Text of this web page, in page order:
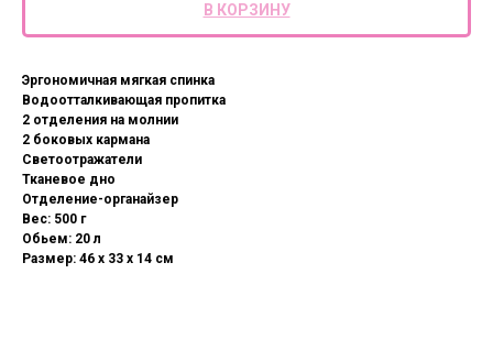
В КОРЗИНУ
Эргономичная мягкая спинка
Водоотталкивающая пропитка
2 отделения на молнии
2 боковых кармана
Светоотражатели
Тканевое дно
Отделение-органайзер
Вес: 500 г
Обьем: 20 л
Размер: 46 х 33 х 14 см